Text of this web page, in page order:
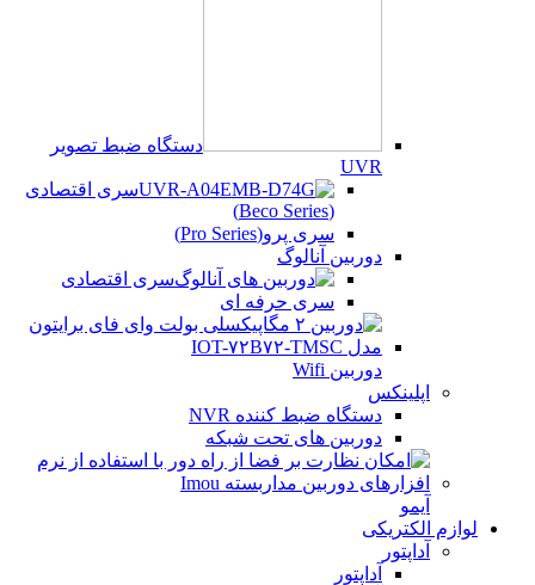
دستگاه ضبط تصویر
UVR
سری اقتصادی
(Beco Series)
سری پرو(Pro Series)
دوربین آنالوگ
سری اقتصادی
سری حرفه ای
دوربین Wifi
اپلینکس
دستگاه ضبط کننده NVR
دوربین های تحت شبکه
آیمو
لوازم الکتریکی
آداپتور
آداپتور